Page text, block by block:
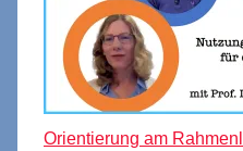
Orientierung am